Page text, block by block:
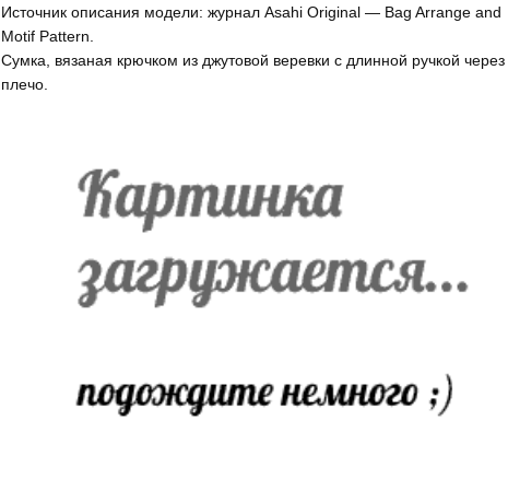
Источник описания модели: журнал Asahi Original — Bag Arrange and
Motif Pattern.
Сумка, вязаная крючком из джутовой веревки с длинной ручкой через
плечо.